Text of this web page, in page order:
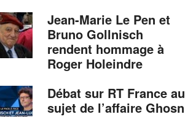
Jean-Marie Le Pen et
Bruno Gollnisch
rendent hommage à
Roger Holeindre
Débat sur RT France au
sujet de l’affaire Ghosn